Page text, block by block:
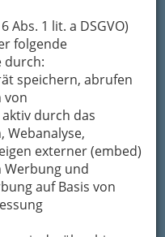
Abs. 1 lit. a DSGVO)
folgende
durch:
speichern, abrufen
von
durch das
externer (embed)
Werbung und
auf Basis von
of Design‘ ein ganz
Lebensstil.
„Gute Frage –
schon
den Begriff zu